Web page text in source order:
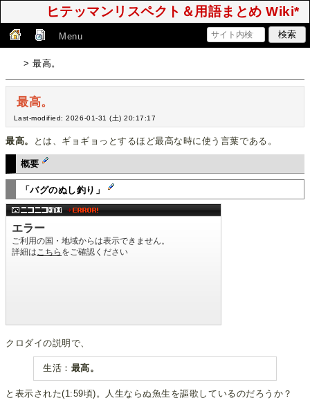
ヒテッマンリスペクト＆用語まとめ Wiki*
Menu
> 最高。
最高。
Last-modified: 2026-01-31 (土) 20:17:17
最高。 とは、ギョギョっとするほど最高な時に使う言葉である。
概要
「バグのぬし釣り」
クロダイの説明で、
生活： 最高。
と表示された(1:59頃)。人生ならぬ魚生を謳歌しているのだろうか？